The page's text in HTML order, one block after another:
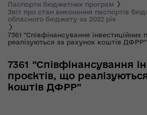
Паспорти бюджетних програм
Звіт про стан виконання паспортів
обласного бюджету за 2022 рік
7361 "Співфінансування інвестиційних
реалізуються за рахунок коштів ДФРР"
7361 "Співфінансування
проєктів, що
коштів ДФРР"